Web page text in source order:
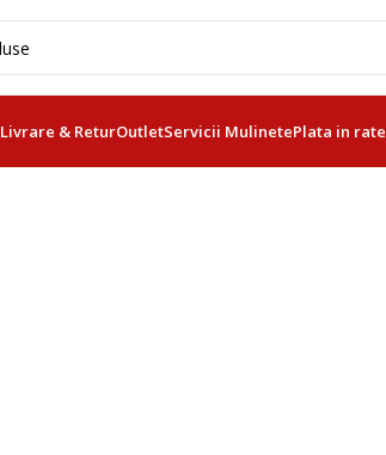
Livrare & ReturOutletServicii MulinetePlata in rate